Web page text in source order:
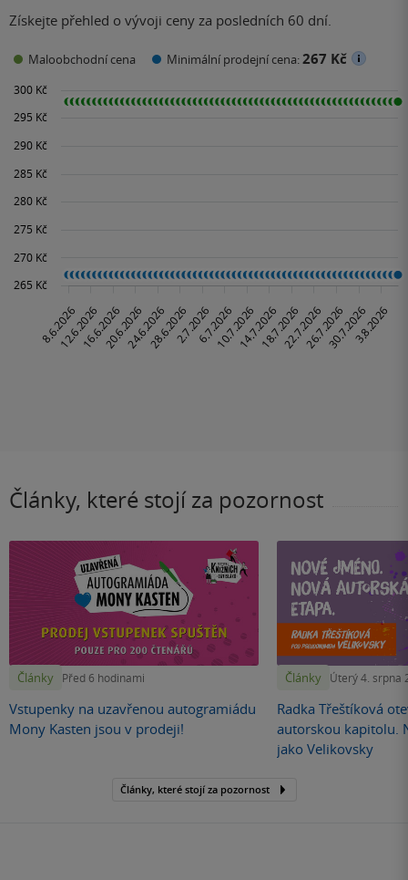
Získejte přehled o vývoji ceny za posledních 60 dní.
Maloobchodní cena Minimální prodejní cena:267 Kč
Články, které stojí za pozornost
Články Před 6 hodinami
Vstupenky na uzavřenou autogramiádu
Mony Kasten jsou v prodeji!
Články Úterý 4. srpna
Radka Třeštíková
autorskou kapitolu.
jako Velikovsky
Články, které stojí za pozornost